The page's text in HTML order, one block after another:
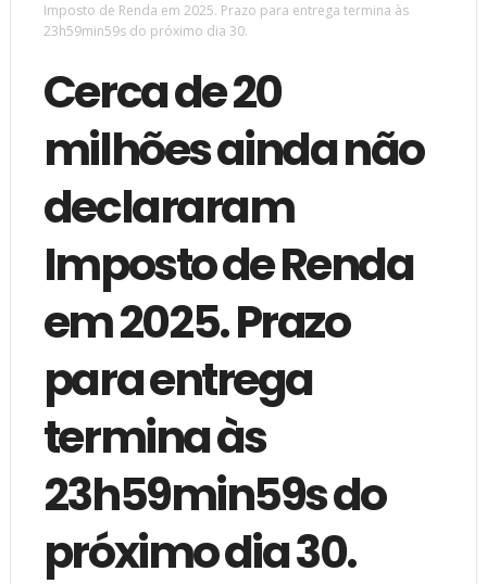
Imposto de Renda em 2025. Prazo para entrega termina às
23h59min59s do próximo dia 30.
Cerca de 20
milhões ainda não
declararam
Imposto de Renda
em 2025. Prazo
para entrega
termina às
23h59min59s do
próximo dia 30.